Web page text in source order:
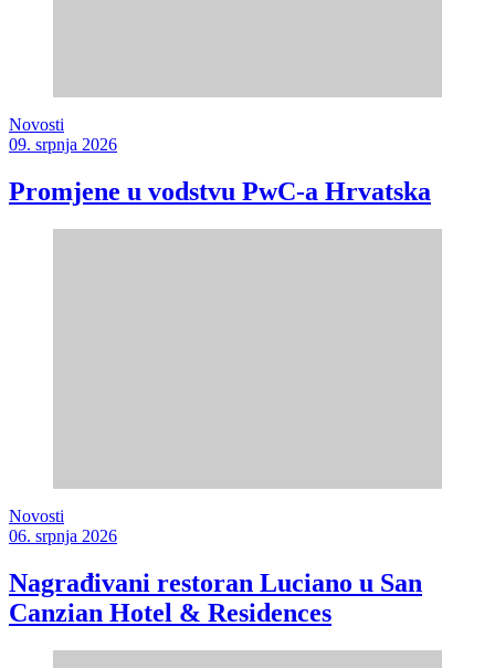
Novosti
09. srpnja 2026
Promjene u vodstvu PwC-a Hrvatska
Novosti
06. srpnja 2026
Nagrađivani restoran Luciano u San
Canzian Hotel & Residences